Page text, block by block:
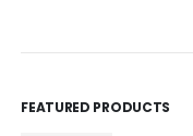
FEATURED PRODUCTS